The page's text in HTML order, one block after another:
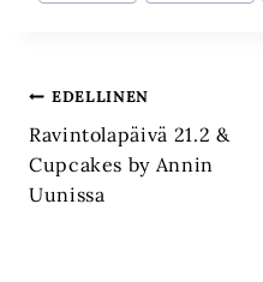
Artikkelien
selaus
EDELLINEN
Ravintolapäivä 21.2 &
Cupcakes by Annin
Uunissa